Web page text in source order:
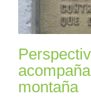
montaña